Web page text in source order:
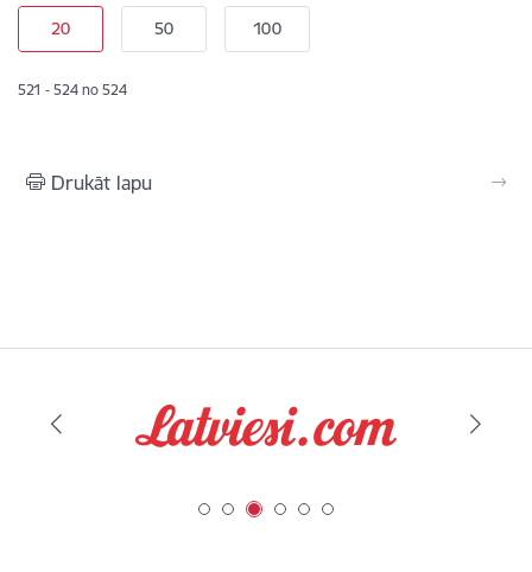
521 - 524 no 524
Drukāt lapu